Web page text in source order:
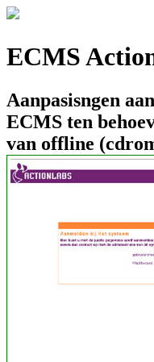
ECMS
Aanpasisngen
ECMS ten
van offline